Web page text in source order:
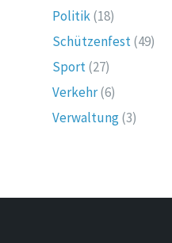
Politik(18)
Schützenfest(49)
Sport(27)
Verkehr(6)
Verwaltung(3)